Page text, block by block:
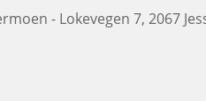
- Lokevegen 7, 2067